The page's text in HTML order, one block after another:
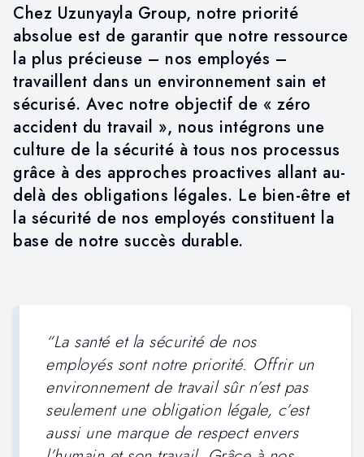
Chez Uzunyayla Group, notre priorité
absolue est de garantir que notre ressource
la plus précieuse – nos employés –
travaillent dans un environnement sain et
sécurisé. Avec notre objectif de « zéro
accident du travail », nous intégrons une
culture de la sécurité à tous nos processus
grâce à des approches proactives allant au-
delà des obligations légales. Le bien-être et
la sécurité de nos employés constituent la
base de notre succès durable.
“La santé et la sécurité de nos
employés sont notre priorité. Offrir un
environnement de travail sûr n’est pas
seulement une obligation légale, c’est
aussi une marque de respect envers